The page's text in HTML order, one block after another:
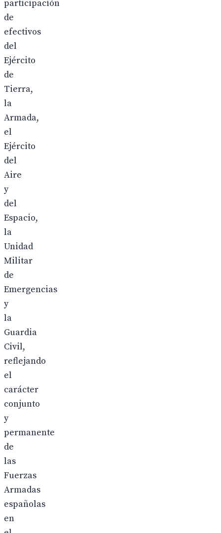
participación
de
efectivos
del
Ejército
de
Tierra,
la
Armada,
el
Ejército
del
Aire
y
del
Espacio,
la
Unidad
Militar
de
Emergencias
y
la
Guardia
Civil,
reflejando
el
carácter
conjunto
y
permanente
de
las
Fuerzas
Armadas
españolas
en